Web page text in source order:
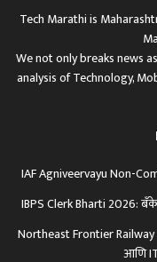
Tech Marathi is
We not only breaks news
analysis of Technology,
IAF Agniveervayu Non-
IBPS Clerk Bharti 2026:
Northeast Frontier Railway
आणि